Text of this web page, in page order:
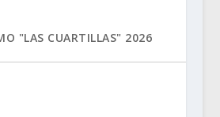
"LAS CUARTILLAS" 2026